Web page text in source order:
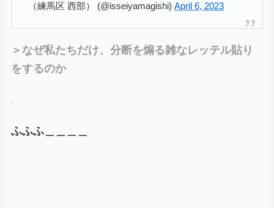
（練馬区 西部） (@isseiyamagishi) April 6, 2023
＞なぜ私たちだけ、分断を煽る雑なレッテル貼り
をするのか
ふふふ＿＿＿＿